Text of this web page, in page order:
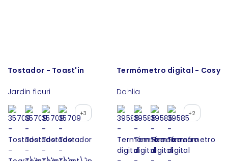
Tostador - Toast'in
Jardin fleuri
+3
Termómetro digital - Cosy
Dahlia
+2